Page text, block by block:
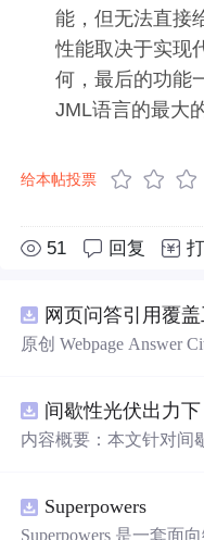
能，但无法直接
性能取决于实现
何，最后的功能
JML语言的最大
给本帖投票
51 回复
原创 Webpage Answer
L/SVG报告、测试与示
化测试、可复现示例、
复核；Node.js 18+可直
内容概要：本文针对间
电压稳定控制。通过
C-DC变换器、负载、
Superpowers
Superpowers 是一套面